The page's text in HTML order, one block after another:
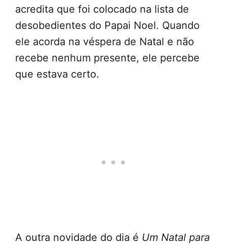
acredita que foi colocado na lista de
desobedientes do Papai Noel. Quando
ele acorda na véspera de Natal e não
recebe nenhum presente, ele percebe
que estava certo.
A outra novidade do dia é Um Natal para